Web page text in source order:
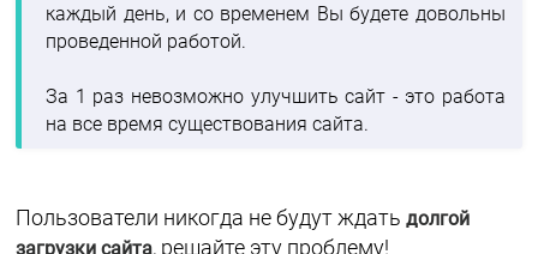
каждый день, и со временем Вы будете довольны
проведенной работой.
За 1 раз невозможно улучшить сайт - это работа
на все время существования сайта.
Пользователи никогда не будут ждатьдолгой
загрузки сайта, решайте эту проблему!